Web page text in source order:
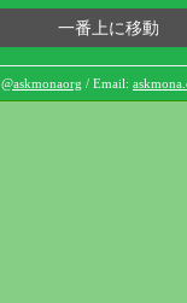
一番上に移動
@askmonaorg / Email: